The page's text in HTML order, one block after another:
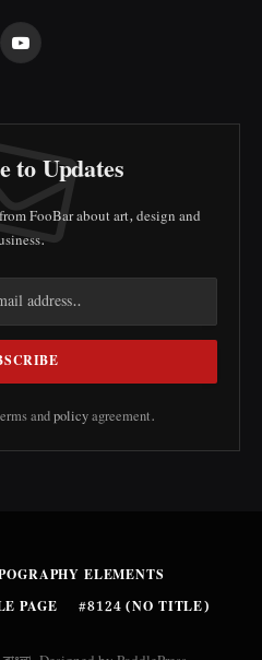
YouTube
to Updates
FooBar about art, design and
andpolicyagreement.
ELEMENTS
PAGE #8124 (NO TITLE)